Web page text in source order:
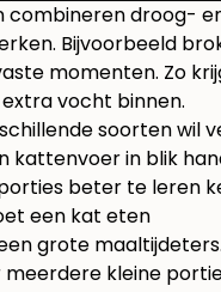
combineren droog-
Bijvoorbeeld
momenten. Zo
vocht binnen.
soorten wil
kattenvoer in blik
beter te leren
een kat eten
grote
meerdere kleine